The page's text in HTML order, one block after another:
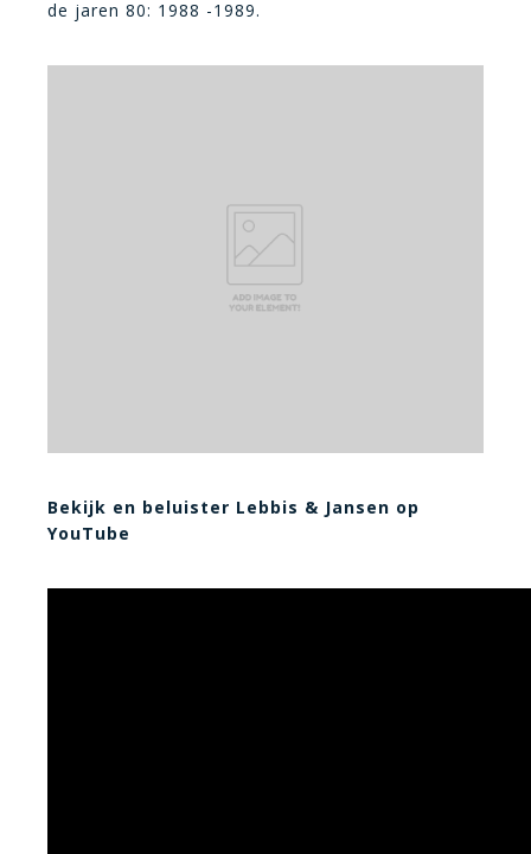
de jaren 80: 1988 -1989.
Bekijk en beluister Lebbis & Jansen op
YouTube